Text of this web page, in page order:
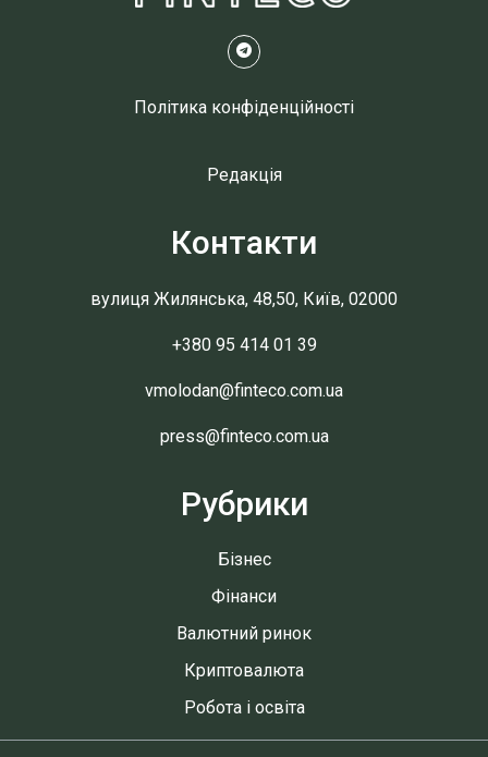
Політика конфіденційності
Редакція
Контакти
вулиця Жилянська, 48,50, Київ, 02000
+380 95 414 01 39
vmolodan@finteco.com.ua
press@finteco.com.ua
Рубрики
Бізнес
Фінанси
Валютний ринок
Криптовалюта
Робота і освіта